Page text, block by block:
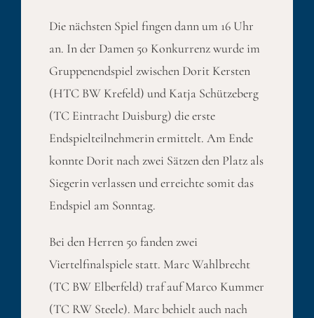
Die nächsten Spiel fingen dann um 16 Uhr
an. In der Damen 50 Konkurrenz wurde im
Gruppenendspiel zwischen Dorit Kersten
(HTC BW Krefeld) und Katja Schützeberg
(TC Eintracht Duisburg) die erste
Endspielteilnehmerin ermittelt. Am Ende
konnte Dorit nach zwei Sätzen den Platz als
Siegerin verlassen und erreichte somit das
Endspiel am Sonntag.
Bei den Herren 50 fanden zwei
Viertelfinalspiele statt. Marc Wahlbrecht
(TC BW Elberfeld) traf auf Marco Kummer
(TC RW Steele). Marc behielt auch nach